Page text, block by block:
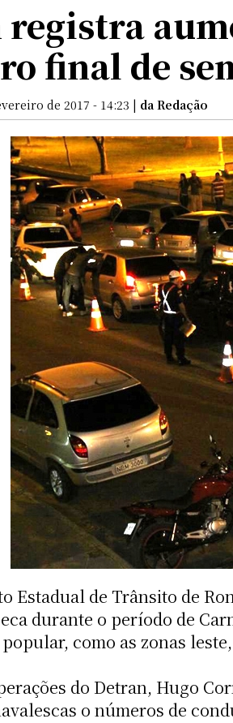
final de
de 2017 - 14:23 | da Redação
Estadual de Trânsito de
durante o período de
como as zonas
do Detran, Hugo
o números de